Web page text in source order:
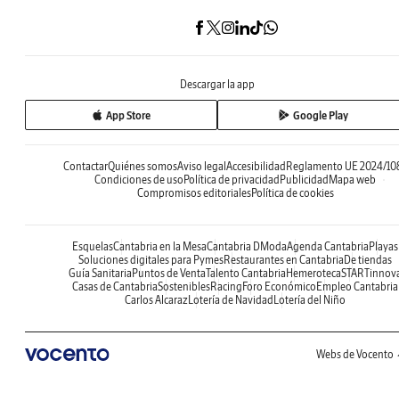
Descargar la app
App Store Google Play
ContactarQuiénes somosAviso legal Accesibilidad Reglamento UE 2024/
Condiciones de uso Política de privacidad Publicidad Mapa web
Compromisos editorialesPolítica de cookies
EsquelasCantabria en la MesaCantabria DModaAgenda Cantabria Playas
Soluciones digitales para PymesRestaurantes en Cantabria De tiendas
Guía Sanitaria Puntos de VentaTalento Cantabria Hemeroteca
Casas de CantabriaSosteniblesRacing Foro Económico Empleo Cantabria
Carlos AlcarazLotería de Navidad Lotería del Niño
Webs de Vocento